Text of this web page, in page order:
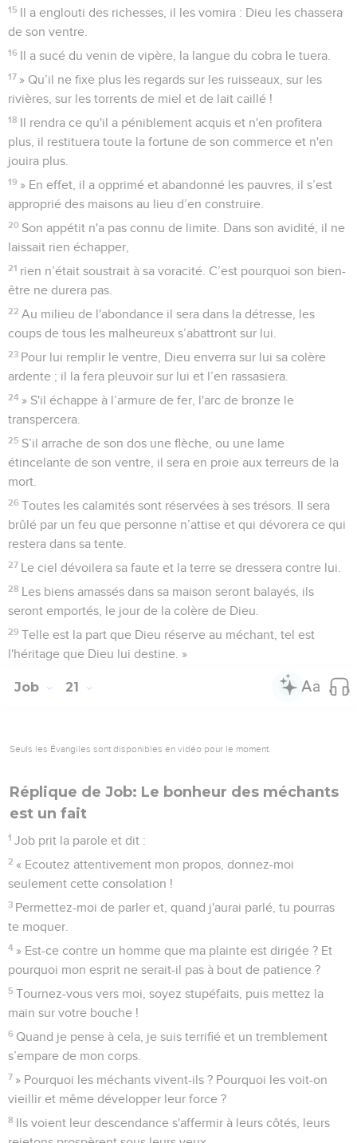
15 Il a englouti des richesses, il les vomira : Dieu les chassera
de son ventre.
16 Il a sucé du venin de vipère, la langue du cobra le tuera.
17 » Qu’il ne fixe plus les regards sur les ruisseaux, sur les
rivières, sur les torrents de miel et de lait caillé !
18 Il rendra ce qu'il a péniblement acquis et n'en profitera
plus, il restituera toute la fortune de son commerce et n'en
jouira plus.
19 » En effet, il a opprimé et abandonné les pauvres, il s’est
approprié des maisons au lieu d’en construire.
20 Son appétit n'a pas connu de limite. Dans son avidité, il ne
laissait rien échapper,
21 rien n’était soustrait à sa voracité. C’est pourquoi son bien-
être ne durera pas.
22 Au milieu de l'abondance il sera dans la détresse, les
coups de tous les malheureux s’abattront sur lui.
23 Pour lui remplir le ventre, Dieu enverra sur lui sa colère
ardente ; il la fera pleuvoir sur lui et l’en rassasiera.
24 » S'il échappe à l’armure de fer, l'arc de bronze le
transpercera.
25 S’il arrache de son dos une flèche, ou une lame
étincelante de son ventre, il sera en proie aux terreurs de la
mort.
26 Toutes les calamités sont réservées à ses trésors. Il sera
brûlé par un feu que personne n’attise et qui dévorera ce qui
restera dans sa tente.
27 Le ciel dévoilera sa faute et la terre se dressera contre lui.
28 Les biens amassés dans sa maison seront balayés, ils
seront emportés, le jour de la colère de Dieu.
29 Telle est la part que Dieu réserve au méchant, tel est
l'héritage que Dieu lui destine. »
Job 21
Seuls les Évangiles sont disponibles en vidéo pour le moment.
Réplique de Job: Le bonheur des méchants
est un fait
1 Job prit la parole et dit :
2 « Ecoutez attentivement mon propos, donnez-moi
seulement cette consolation !
3 Permettez-moi de parler et, quand j'aurai parlé, tu pourras
te moquer.
4 » Est-ce contre un homme que ma plainte est dirigée ? Et
pourquoi mon esprit ne serait-il pas à bout de patience ?
5 Tournez-vous vers moi, soyez stupéfaits, puis mettez la
main sur votre bouche !
6 Quand je pense à cela, je suis terrifié et un tremblement
s’empare de mon corps.
7 » Pourquoi les méchants vivent-ils ? Pourquoi les voit-on
vieillir et même développer leur force ?
8 Ils voient leur descendance s'affermir à leurs côtés, leurs